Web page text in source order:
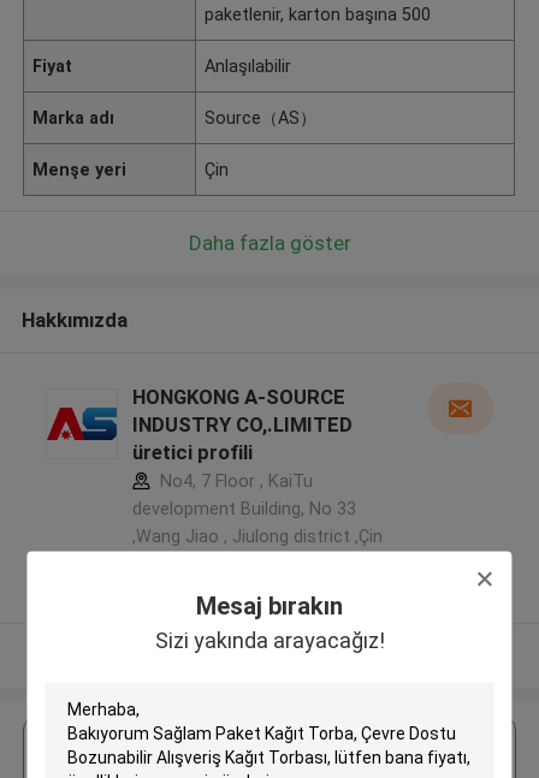
Mesaj bırakın
Sizi yakında arayacağız!
paketlenir, karton başına 500
Fiyat Anlaşılabilir
Marka adı Source（AS）
Menşe yeri Çin
Daha fazla göster
Hakkımızda
HONGKONG A-SOURCE
INDUSTRY CO,.LIMITED
üretici profili
No4, 7 Floor , KaiTu
development Building, No 33
,Wang Jiao , Jiulong district ,Çin
Onaylı tedarikçi
Daha fazla göster
En İyi Fiyatı Alın